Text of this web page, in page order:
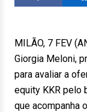
MILÃO, 7 FEV
Giorgia Meloni,
para avaliar a
equity KKR pelo
que acompanha